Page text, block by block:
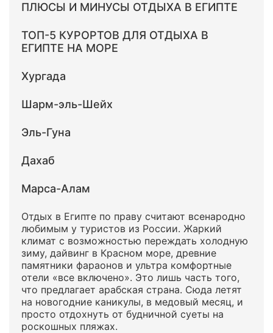
ПЛЮСЫ И МИНУСЫ ОТДЫХА В ЕГИПТЕ
ТОП-5 КУРОРТОВ ДЛЯ ОТДЫХА В
ЕГИПТЕ НА МОРЕ
Хургада
Шарм-эль-Шейх
Эль-Гуна
Дахаб
Марса-Алам
Отдых в Египте по праву считают всенародно
любимым у туристов из России. Жаркий
климат с возможностью переждать холодную
зиму, дайвинг в Красном море, древние
памятники фараонов и ультра комфортные
отели «все включено». Это лишь часть того,
что предлагает арабская страна. Сюда летят
на новогодние каникулы, в медовый месяц, и
просто отдохнуть от будничной суеты на
роскошных пляжах.